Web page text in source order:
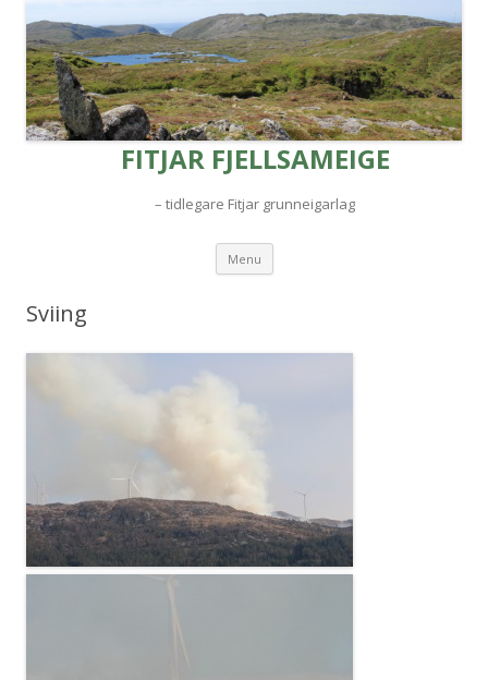
FITJAR FJELLSAMEIGE
– tidlegare Fitjar grunneigarlag
Menu Skip to content
Sviing